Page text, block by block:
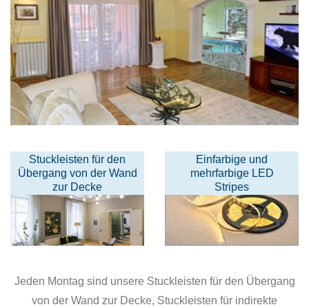
Stuckleisten für den
Übergang von der Wand
zur Decke
Einfarbige und
mehrfarbige LED
Stripes
Jeden Montag sind unsere Stuckleisten für den Übergang
von der Wand zur Decke, Stuckleisten für indirekte